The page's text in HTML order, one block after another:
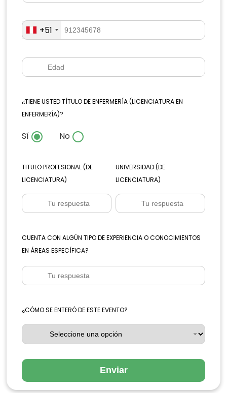
+51
¿TIENE USTED TÍTULO DE ENFERMERÍA (LICENCIATURA EN
ENFERMERÍA)?
Sí No
TITULO PROFESIONAL (DE
LICENCIATURA)
UNIVERSIDAD (DE
LICENCIATURA)
CUENTA CON ALGÚN TIPO DE EXPERIENCIA O CONOCIMIENTOS
EN ÁREAS ESPECÍFICA?
¿CÓMO SE ENTERÓ DE ESTE EVENTO?